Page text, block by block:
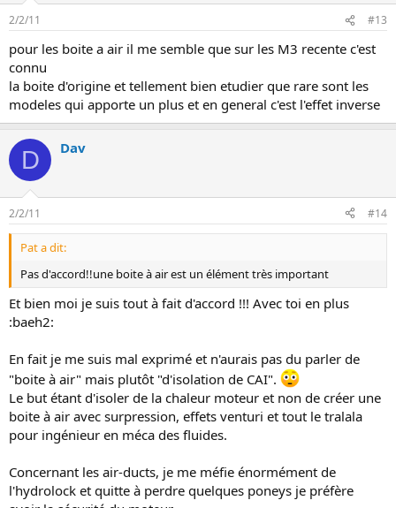
2/2/11 #13
pour les boite a air il me semble que sur les M3 recente c'est
connu
la boite d'origine et tellement bien etudier que rare sont les
modeles qui apporte un plus et en general c'est l'effet inverse
D Dav
2/2/11 #14
Pat a dit:
Pas d'accord!!une boite à air est un élément très important
Et bien moi je suis tout à fait d'accord !!! Avec toi en plus
:baeh2:
En fait je me suis mal exprimé et n'aurais pas du parler de
"boite à air" mais plutôt "d'isolation de CAI".
Le but étant d'isoler de la chaleur moteur et non de créer une
boite à air avec surpression, effets venturi et tout le tralala
pour ingénieur en méca des fluides.
Concernant les air-ducts, je me méfie énormément de
l'hydrolock et quitte à perdre quelques poneys je préfère